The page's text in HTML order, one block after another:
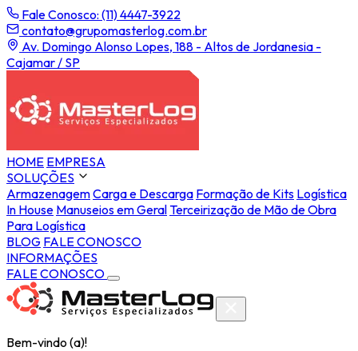
Fale Conosco: (11) 4447-3922
contato@grupomasterlog.com.br
Av. Domingo Alonso Lopes, 188 - Altos de Jordanesia -
Cajamar / SP
HOME EMPRESA
SOLUÇÕES
ArmazenagemCarga e Descarga Formação de Kits Logística
In House Manuseios em GeralTerceirização de Mão de Obra
Para Logística
BLOG FALE CONOSCO
INFORMAÇÕES
FALE CONOSCO
Bem-vindo (a)!